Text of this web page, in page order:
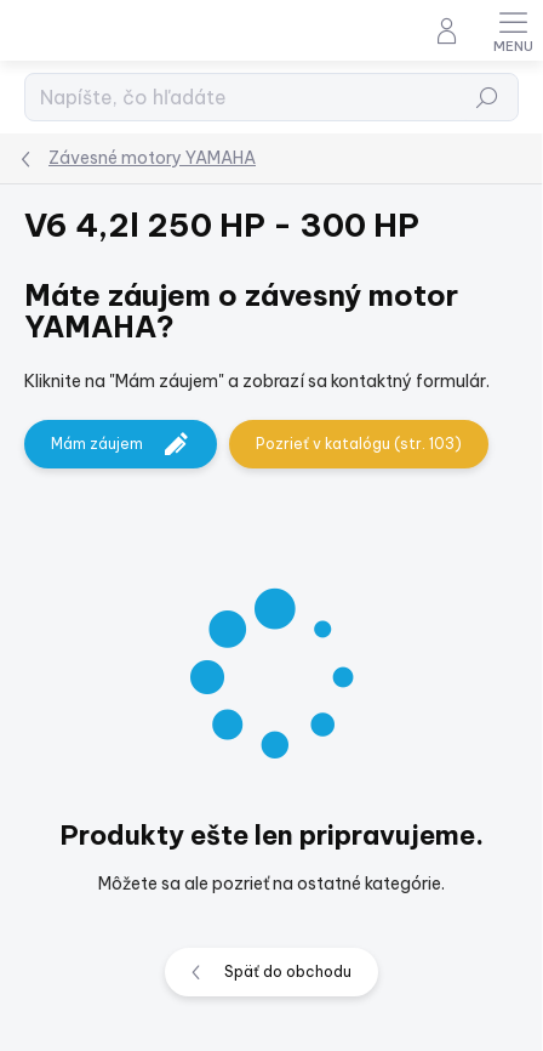
Hľadať
Závesné motory YAMAHA
V6 4,2l 250 HP - 300 HP
Máte záujem o závesný motor
YAMAHA?
Kliknite na "Mám záujem" a zobrazí sa kontaktný formulár.
Mám záujem Pozrieť v katalógu (str. 103)
Produkty ešte len pripravujeme.
Môžete sa ale pozrieť na ostatné kategórie.
Späť do obchodu